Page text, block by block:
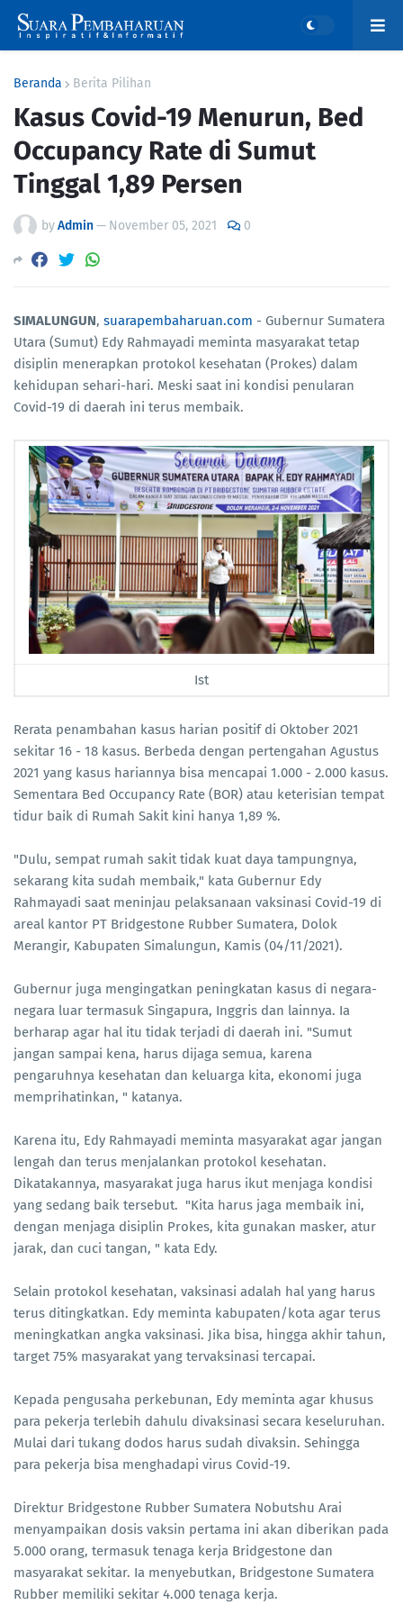
Beranda Berita Pilihan
Kasus Covid-19 Menurun, Bed
Occupancy Rate di Sumut
Tinggal 1,89 Persen
byAdmin— November 05, 2021 0
SIMALUNGUN, suarapembaharuan.com - Gubernur Sumatera
Utara (Sumut) Edy Rahmayadi meminta masyarakat tetap
disiplin menerapkan protokol kesehatan (Prokes) dalam
kehidupan sehari-hari. Meski saat ini kondisi penularan
Covid-19 di daerah ini terus membaik.
Ist
Rerata penambahan kasus harian positif di Oktober 2021
sekitar 16 - 18 kasus. Berbeda dengan pertengahan Agustus
2021 yang kasus hariannya bisa mencapai 1.000 - 2.000 kasus.
Sementara Bed Occupancy Rate (BOR) atau keterisian tempat
tidur baik di Rumah Sakit kini hanya 1,89 %.
"Dulu, sempat rumah sakit tidak kuat daya tampungnya,
sekarang kita sudah membaik," kata Gubernur Edy
Rahmayadi saat meninjau pelaksanaan vaksinasi Covid-19 di
areal kantor PT Bridgestone Rubber Sumatera, Dolok
Merangir, Kabupaten Simalungun, Kamis (04/11/2021).
Gubernur juga mengingatkan peningkatan kasus di negara-
negara luar termasuk Singapura, Inggris dan lainnya. Ia
berharap agar hal itu tidak terjadi di daerah ini. "Sumut
jangan sampai kena, harus dijaga semua, karena
pengaruhnya kesehatan dan keluarga kita, ekonomi juga
memprihatinkan, " katanya.
Karena itu, Edy Rahmayadi meminta masyarakat agar jangan
lengah dan terus menjalankan protokol kesehatan.
Dikatakannya, masyarakat juga harus ikut menjaga kondisi
yang sedang baik tersebut. "Kita harus jaga membaik ini,
dengan menjaga disiplin Prokes, kita gunakan masker, atur
jarak, dan cuci tangan, " kata Edy.
Selain protokol kesehatan, vaksinasi adalah hal yang harus
terus ditingkatkan. Edy meminta kabupaten/kota agar terus
meningkatkan angka vaksinasi. Jika bisa, hingga akhir tahun,
target 75% masyarakat yang tervaksinasi tercapai.
Kepada pengusaha perkebunan, Edy meminta agar khusus
para pekerja terlebih dahulu divaksinasi secara keseluruhan.
Mulai dari tukang dodos harus sudah divaksin. Sehingga
para pekerja bisa menghadapi virus Covid-19.
Direktur Bridgestone Rubber Sumatera Nobutshu Arai
menyampaikan dosis vaksin pertama ini akan diberikan pada
5.000 orang, termasuk tenaga kerja Bridgestone dan
masyarakat sekitar. Ia menyebutkan, Bridgestone Sumatera
Rubber memiliki sekitar 4.000 tenaga kerja.